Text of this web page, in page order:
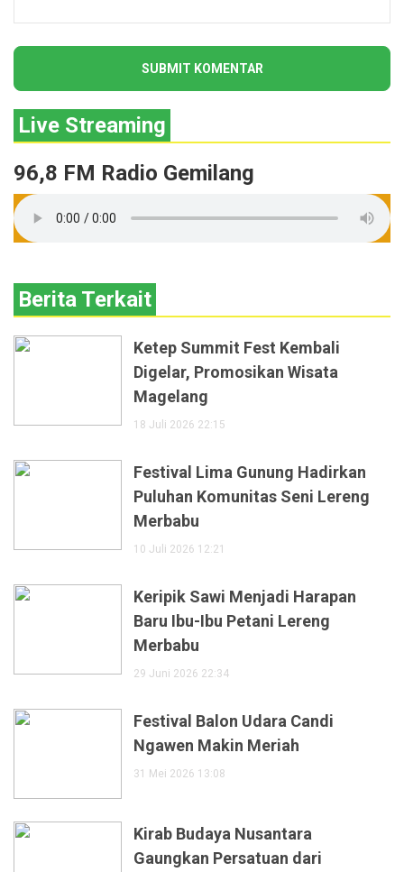
Live Streaming
96,8 FM Radio Gemilang
Berita Terkait
Ketep Summit Fest Kembali
Digelar, Promosikan Wisata
Magelang
18 Juli 2026 22:15
Festival Lima Gunung Hadirkan
Puluhan Komunitas Seni Lereng
Merbabu
10 Juli 2026 12:21
Keripik Sawi Menjadi Harapan
Baru Ibu-Ibu Petani Lereng
Merbabu
29 Juni 2026 22:34
Festival Balon Udara Candi
Ngawen Makin Meriah
31 Mei 2026 13:08
Kirab Budaya Nusantara
Gaungkan Persatuan dari